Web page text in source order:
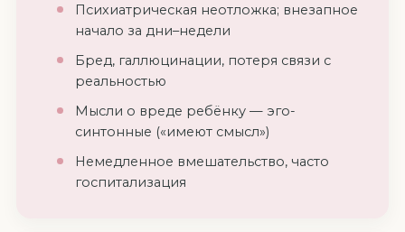
Психиатрическая неотложка; внезапное
начало за дни–недели
Бред, галлюцинации, потеря связи с
реальностью
Мысли о вреде ребёнку — эго-
синтонные («имеют смысл»)
Немедленное вмешательство, часто
госпитализация